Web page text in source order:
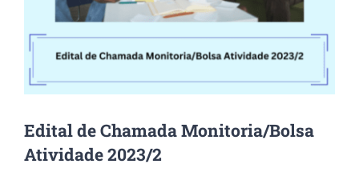
Edital de Chamada Monitoria/Bolsa
Atividade 2023/2